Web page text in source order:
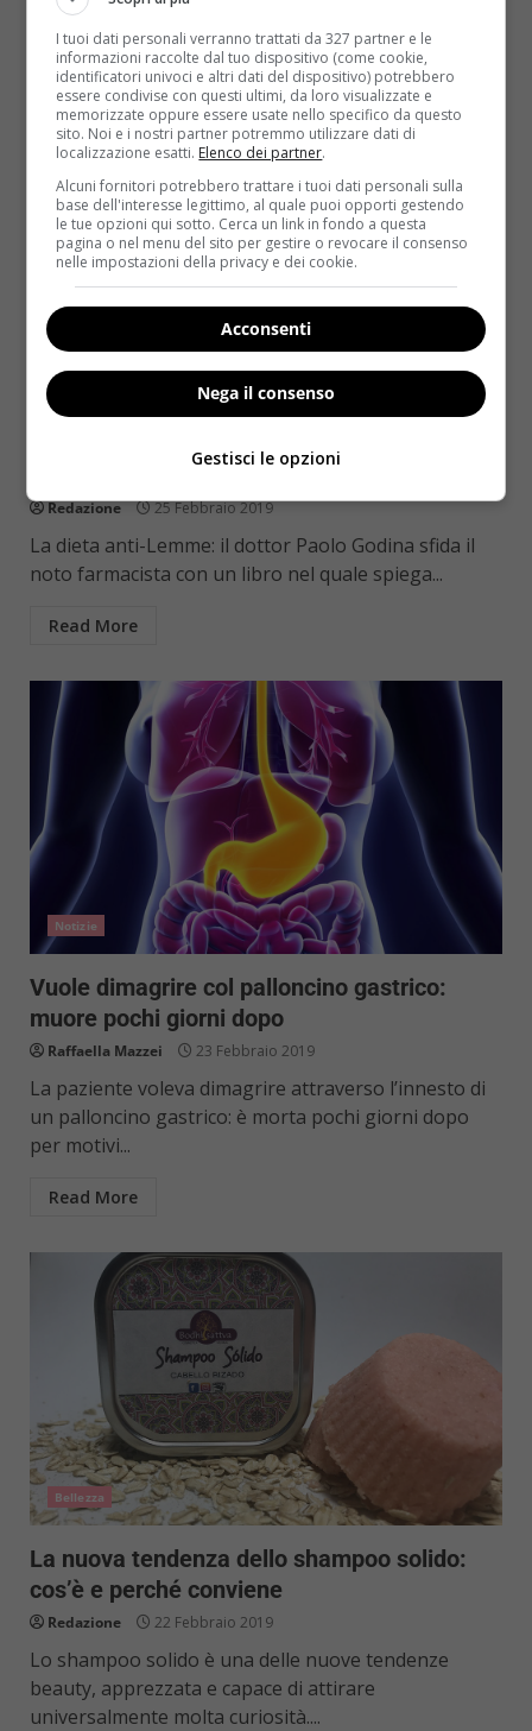
nostro corpo....
Read More
Notizie
La dieta anti-Lemme: il dottor Godina sfida il
Redazione 25 Febbraio 2019
La dieta anti-Lemme: il dottor Paolo Godina sfida il
noto farmacista con un libro nel quale spiega...
Read More
Notizie
Vuole dimagrire col palloncino gastrico:
muore pochi giorni dopo
Raffaella Mazzei 23 Febbraio 2019
La paziente voleva dimagrire attraverso l’innesto di
un palloncino gastrico: è morta pochi giorni dopo
per motivi...
Read More
Bellezza
La nuova tendenza dello shampoo solido:
cos’è e perché conviene
Redazione 22 Febbraio 2019
Lo shampoo solido è una delle nuove tendenze
beauty, apprezzata e capace di attirare
universalmente molta curiosità....
I tuoi dati personali verranno trattati da 327 partner e le
informazioni raccolte dal tuo dispositivo (come cookie,
identificatori univoci e altri dati del dispositivo) potrebbero
essere condivise con questi ultimi, da loro visualizzate e
memorizzate oppure essere usate nello specifico da questo
sito. Noi e i nostri partner potremmo utilizzare dati di
localizzazione esatti. Elenco dei partner.
Alcuni fornitori potrebbero trattare i tuoi dati personali sulla
base dell'interesse legittimo, al quale puoi opporti gestendo
le tue opzioni qui sotto. Cerca un link in fondo a questa
pagina o nel menu del sito per gestire o revocare il consenso
nelle impostazioni della privacy e dei cookie.
Acconsenti
Nega il consenso
Gestisci le opzioni